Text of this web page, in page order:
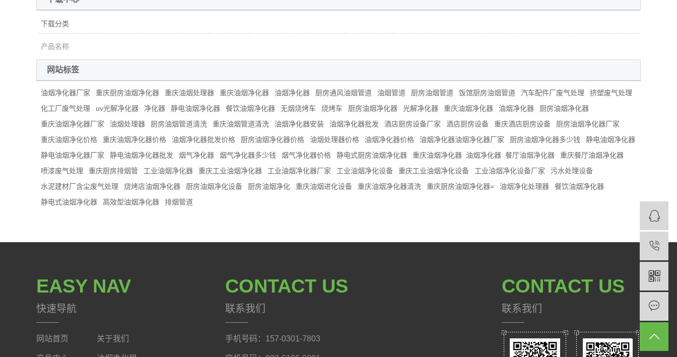
下载分类
产品名称
网站标签
油烟净化器厂家 重庆厨房油烟净化器 重庆油烟处理器 重庆油烟净化器 油烟净化器 厨房通风油烟管道 油烟管道 厨房油烟管道 饭馆厨房油烟管道 汽车配件厂废气处理
挤塑废气处理
化工厂废气处理
uv光解净化器 净化器 静电油烟净化器 餐饮油烟净化器 无烟烧烤车 烧烤车 厨房油烟净化器 光解净化器 重庆油烟净化器 油烟净化器
厨房油烟净化器
重庆油烟净化器厂家
油烟处理器 厨房油烟管道清洗 重庆油烟管道清洗 油烟净化器安装 油烟净化器批发 酒店厨房设备厂家 酒店厨房设备 重庆酒店厨房设备
厨房油烟净化器厂家
重庆油烟净化价格
重庆油烟净化器价格 油烟净化器批发价格 厨房油烟净化器价格 油烟处理器价格 油烟净化器价格 油烟净化器油烟净化器厂家 厨房油烟净化器多少钱
静电油烟净化器
静电油烟净化器厂家
静电油烟净化器批发 烟气净化器 烟气净化器多少钱 烟气净化器价格 静电式厨房油烟净化器 重庆油烟净化器​ 油烟净化器​ 餐厅油烟净化器
重庆餐厅油烟净化器
喷漆废气处理
重庆厨房排烟管 工业油烟净化器 重庆工业油烟净化器 工业油烟净化器厂家 工业油烟净化设备 重庆工业油烟净化设备 工业油烟净化设备厂家
污水处理设备
水泥建材厂含尘废气处理
烧烤店油烟净化器 厨房油烟净化设备 厨房油烟净化 重庆油烟进化设备 重庆油烟净化器清洗 重庆厨房油烟净化器= 油烟净化处理器
餐饮油烟净化器
静电式油烟净化器
高效型油烟净化器 排烟管道
EASY NAV
快速导航
网站首页 关于我们
CONTACT US
联系我们
手机号码：157-0301-7803
CONTACT US
联系我们